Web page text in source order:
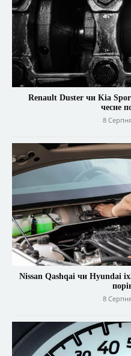
Renault Duster чи Kia
чесне
8
Nissan Qashqai чи Hyundai
8